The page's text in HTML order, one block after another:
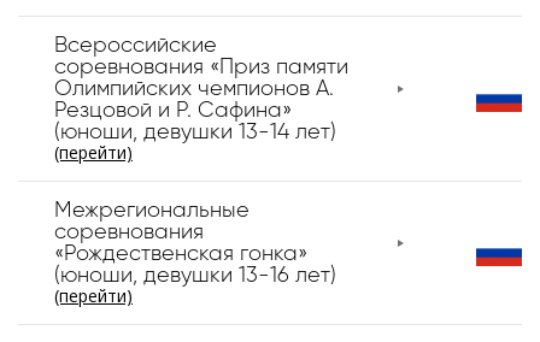
Всероссийские
соревнования «Приз памяти
Олимпийских чемпионов А.
Резцовой и Р. Сафина»
(юноши, девушки 13-14 лет)
(перейти)
Межрегиональные
соревнования
«Рождественская гонка»
(юноши, девушки 13-16 лет)
(перейти)